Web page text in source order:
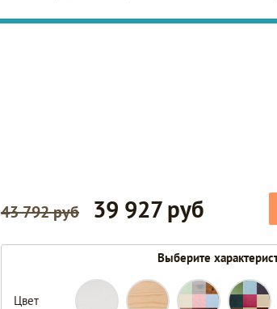
43 792 руб 39 927 руб
Выберите
Цвет